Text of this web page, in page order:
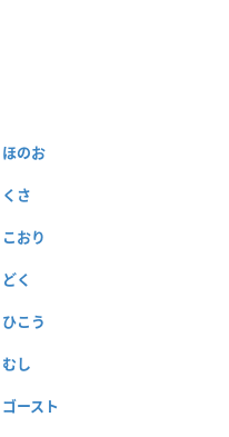
ほのお
くさ
こおり
どく
ひこう
むし
ゴースト